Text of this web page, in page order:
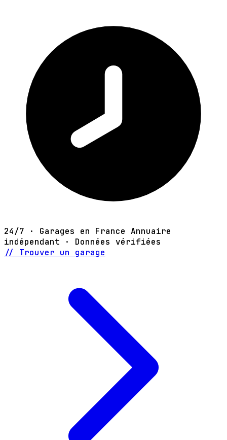
24/7 · Garages en France Annuaire
indépendant · Données vérifiées
// Trouver un garage